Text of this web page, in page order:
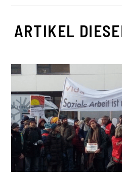
ARTIKEL